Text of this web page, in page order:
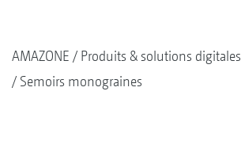
AMAZONE Produits & solutions digitales
Semoirs monograines